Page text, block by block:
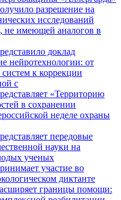
разрешение на
исследований
не имеющей аналогов в
доклад
нейротехнологии: от
к коррекции
с
«Территорию
в сохранении
неделе охраны
передовые
науки на
ученых
участие во
диктанте
границы помощи: